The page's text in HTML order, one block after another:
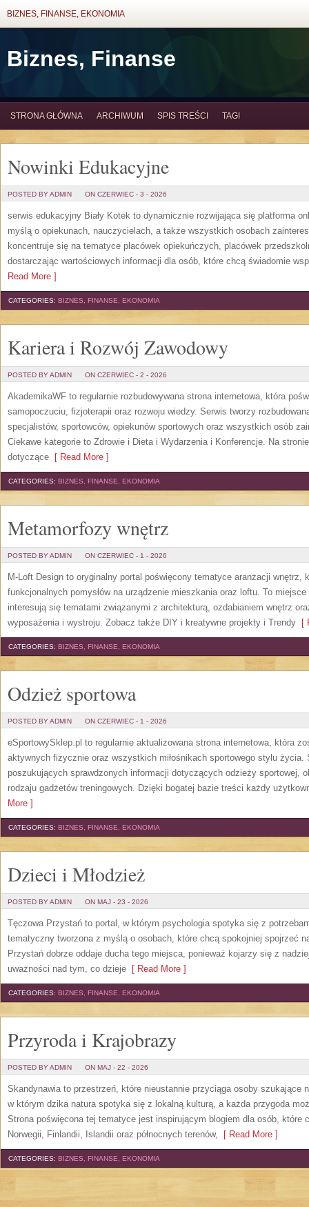
BIZNES, FINANSE, EKONOMIA
Biznes, Finanse
STRONA GŁÓWNA ARCHIWUM SPIS TREŚCI TAGI
Nowinki Edukacyjne
POSTED BY ADMIN ON CZERWIEC - 3 - 2026
serwis edukacyjny Biały Kotek to dynamicznie rozwijająca się platforma
myślą o opiekunach, nauczycielach, a także wszystkich osobach
koncentruje się na tematyce placówek opiekuńczych, placówek
dostarczając wartościowych informacji dla osób, które chcą świadomie
Read More ]
CATEGORIES: BIZNES, FINANSE, EKONOMIA
Kariera i Rozwój Zawodowy
POSTED BY ADMIN ON CZERWIEC - 2 - 2026
AkademikaWF to regularnie rozbudowywana strona internetowa, która
samopoczuciu, fizjoterapii oraz rozwoju wiedzy. Serwis tworzy
specjalistów, sportowców, opiekunów sportowych oraz wszystkich osób
Ciekawe kategorie to Zdrowie i Dieta i Wydarzenia i Konferencje. Na
dotyczące [ Read More ]
CATEGORIES: BIZNES, FINANSE, EKONOMIA
Metamorfozy wnętrz
POSTED BY ADMIN ON CZERWIEC - 1 - 2026
M-Loft Design to oryginalny portal poświęcony tematyce aranżacji wnętrz,
funkcjonalnych pomysłów na urządzenie mieszkania oraz loftu. To
interesują się tematami związanymi z architekturą, ozdabianiem wnętrz
wyposażenia i wystroju. Zobacz także DIY i kreatywne projekty i Trendy [
CATEGORIES: BIZNES, FINANSE, EKONOMIA
Odzież sportowa
POSTED BY ADMIN ON CZERWIEC - 1 - 2026
eSportowySklep.pl to regularnie aktualizowana strona internetowa, która
aktywnych fizycznie oraz wszystkich miłośnikach sportowego stylu życia.
poszukujących sprawdzonych informacji dotyczących odzieży sportowej,
rodzaju gadżetów treningowych. Dzięki bogatej bazie treści każdy
More ]
CATEGORIES: BIZNES, FINANSE, EKONOMIA
Dzieci i Młodzież
POSTED BY ADMIN ON MAJ - 23 - 2026
Tęczowa Przystań to portal, w którym psychologia spotyka się z
tematyczny tworzona z myślą o osobach, które chcą spokojniej spojrzeć
Przystań dobrze oddaje ducha tego miejsca, ponieważ kojarzy się z
uważności nad tym, co dzieje [ Read More ]
CATEGORIES: BIZNES, FINANSE, EKONOMIA
Przyroda i Krajobrazy
POSTED BY ADMIN ON MAJ - 22 - 2026
Skandynawia to przestrzeń, które nieustannie przyciąga osoby szukające
w którym dzika natura spotyka się z lokalną kulturą, a każda przygoda
Strona poświęcona tej tematyce jest inspirującym blogiem dla osób, które
Norwegii, Finlandii, Islandii oraz północnych terenów, [ Read More ]
CATEGORIES: BIZNES, FINANSE, EKONOMIA